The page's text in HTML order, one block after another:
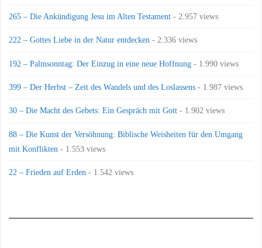
265 – Die Ankündigung Jesu im Alten Testament - 2.957 views
222 – Gottes Liebe in der Natur entdecken - 2.336 views
192 – Palmsonntag: Der Einzug in eine neue Hoffnung - 1.990 views
399 – Der Herbst – Zeit des Wandels und des Loslassens - 1.987 views
30 – Die Macht des Gebets: Ein Gespräch mit Gott - 1.902 views
88 – Die Kunst der Versöhnung: Biblische Weisheiten für den Umgang
mit Konflikten - 1.553 views
22 – Frieden auf Erden - 1.542 views